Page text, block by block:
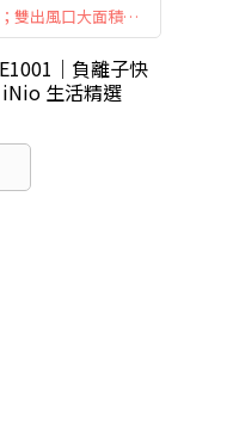
雙出風口大面積快
× 三段風速，自
躁，打造柔順光澤
｜負離子快
生活精選